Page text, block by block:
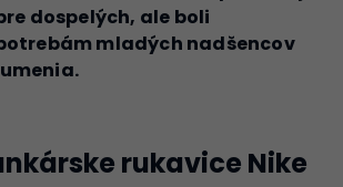
dospelých, ale boli
mladých nadšencov
rukavice Nike